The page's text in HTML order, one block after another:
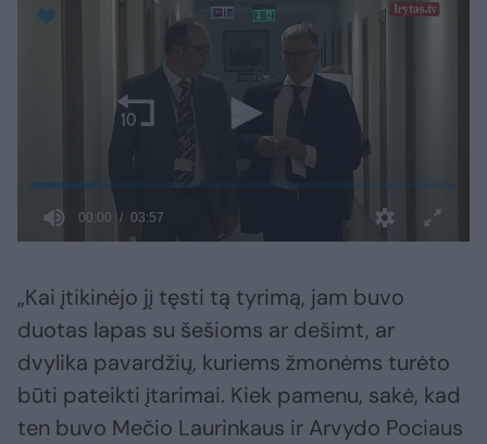
„Kai įtikinėjo jį tęsti tą tyrimą, jam buvo
duotas lapas su šešioms ar dešimt, ar
dvylika pavardžių, kuriems žmonėms turėto
būti pateikti įtarimai. Kiek pamenu, sakė, kad
ten buvo Mečio Laurinkaus ir Arvydo Pociaus